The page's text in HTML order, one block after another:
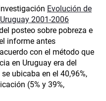
Evolución de
2001-2006
posteo sobre pobreza e
informe antes
con el método que
en Uruguay era del
ubicaba en el 40,96%,
(5% y 39%,